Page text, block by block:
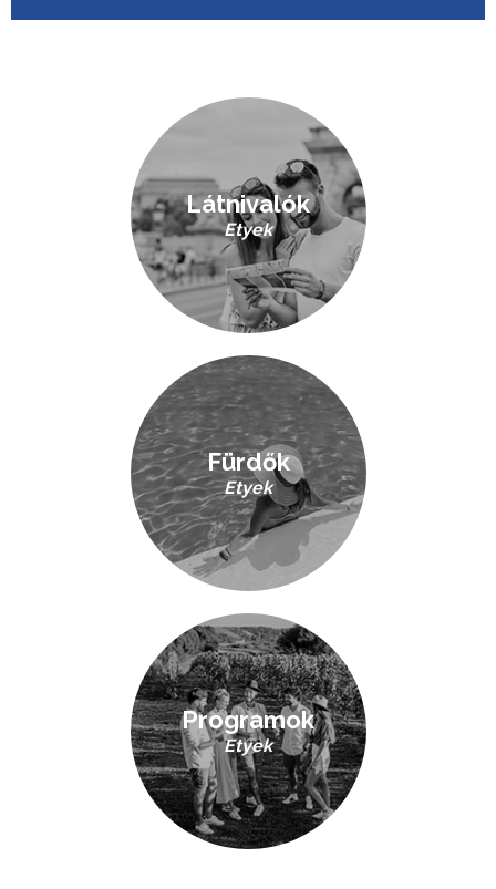
Látnivalók
Etyek
Fürdők
Etyek
Programok
Etyek